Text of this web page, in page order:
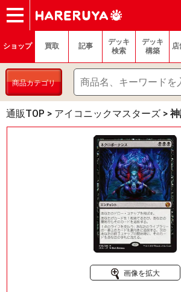
ショップ
買取
記事
デッキ検索
デッキ構築
選手一覧
店舗一覧
イベント
ヘルプ
お問い合わせ ログイン／会員登録
マイページ
ショップ 買取 記事
デッキ
検索
デッキ
構築
店
商品カテゴリ
通販TOP > アイコニックマスターズ >
画像を拡大